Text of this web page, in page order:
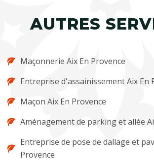
AUTRES
Maçonnerie Aix En Provence
Entreprise d'assainissement Aix En
Maçon Aix En Provence
Aménagement de parking et allée
Entreprise de pose de dallage et
Provence